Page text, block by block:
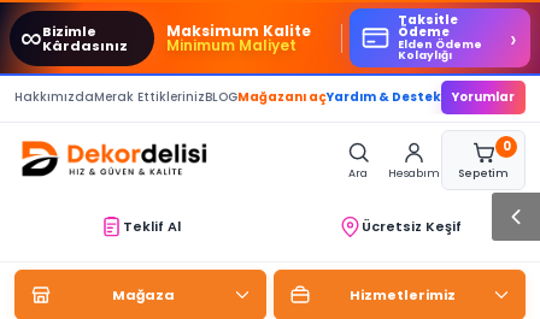
∞Bizimle
Kârdasınız
Maksimum Kalite
Minimum Maliyet
Taksitle
Ödeme
Elden Ödeme
Kolaylığı
›
HakkımızdaMerak EttiklerinizBLOGMağazanı açYardım & Destek Yorumlar
Ara Hesabım
0
Sepetim
Teklif Al Ücretsiz Keşif
Mağaza Hizmetlerimiz